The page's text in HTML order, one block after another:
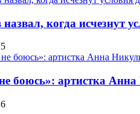
когда исчезнут
боюсь»: артистка